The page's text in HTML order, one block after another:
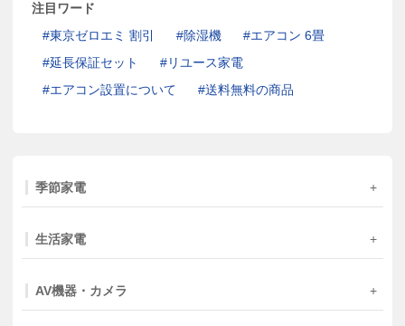
注目ワード
東京ゼロエミ 割引
除湿機
エアコン 6畳
延長保証セット
リユース家電
エアコン設置について
送料無料の商品
季節家電
生活家電
AV機器・カメラ